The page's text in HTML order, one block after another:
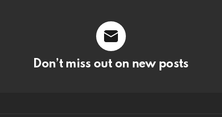
Don’t miss out on new posts